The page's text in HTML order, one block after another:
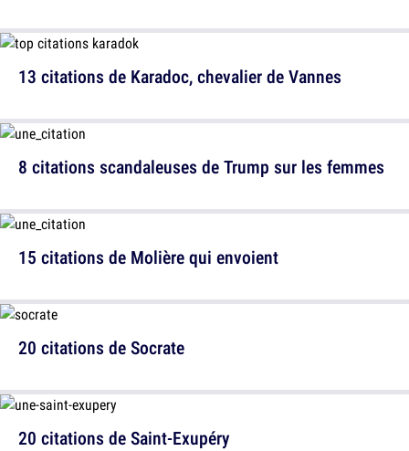
13 citations de Karadoc, chevalier de Vannes
15 citations de Molière qui envoient
20 citations de Saint-Exupéry
8 citations scandaleuses de Trump sur les femmes
20 citations de Socrate